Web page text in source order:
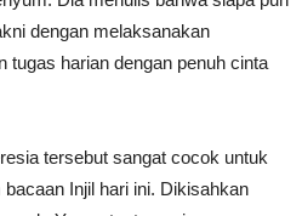
dengan melaksanakan
tugas harian dengan penuh cinta
tersebut sangat cocok untuk
Injil hari ini. Dikisahkan